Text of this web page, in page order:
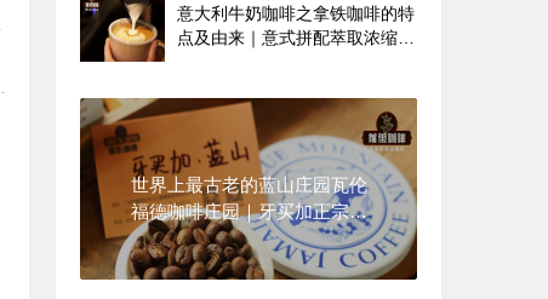
意大利牛奶咖啡之拿铁咖啡的特
点及由来｜意式拼配萃取浓缩拿
世界上最古老的蓝山庄园瓦伦
福德咖啡庄园｜牙买加正宗蓝
山咖啡庄园有哪些？